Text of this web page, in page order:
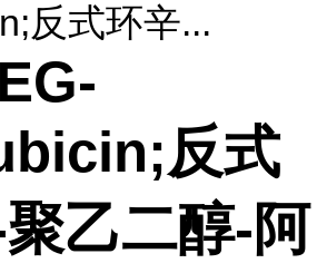
反式环辛...
反式
乙二醇-阿